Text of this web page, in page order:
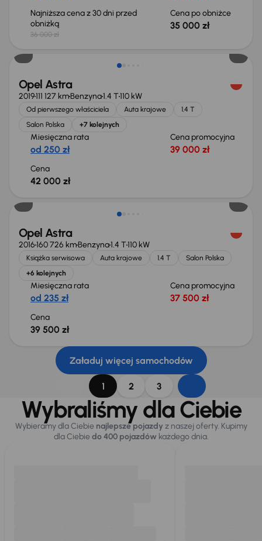
Najniższa cena z 30 dni przed
obniżką
36 000 zł
Cena po obniżce
35 000 zł
Możliwość odliczenia VAT
Opel Astra
2019111 127 kmBenzyna1.4 T110 kW
Od pierwszego właściciela Auta krajowe
1.4 T
Salon Polska
+7 kolejnych
Miesięczna rata
od 250 zł
Cena promocyjna
39 000 zł
Cena
42 000 zł
Opel Astra
2016160 726 kmBenzyna1.4 T110 kW
Książka serwisowa Auta krajowe 1.4 T
Salon Polska
+6 kolejnych
Miesięczna rata
od 235 zł
Cena promocyjna
37 500 zł
Cena
39 500 zł
Załaduj więcej samochodów
1 2 3
Wybraliśmy dla Ciebie
Wybieramy dla Ciebie najlepsze pojazdy z naszej oferty. Kupimy
dla Ciebiedo 400 pojazdówkażdego dnia.